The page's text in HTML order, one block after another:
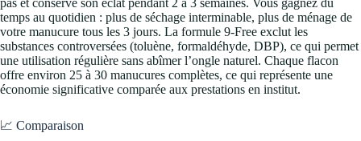
pas et conserve son éclat pendant 2 à 3 semaines. Vous gagnez du
temps au quotidien : plus de séchage interminable, plus de ménage de
votre manucure tous les 3 jours. La formule 9-Free exclut les
substances controversées (toluène, formaldéhyde, DBP), ce qui permet
une utilisation régulière sans abîmer l’ongle naturel. Chaque flacon
offre environ 25 à 30 manucures complètes, ce qui représente une
économie significative comparée aux prestations en institut.
📈 Comparaison